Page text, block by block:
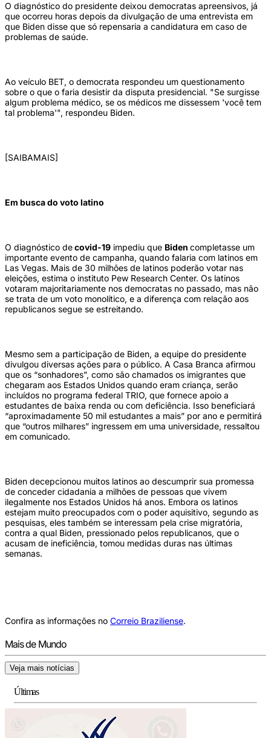
O diagnóstico do presidente deixou democratas apreensivos, já
que ocorreu horas depois da divulgação de uma entrevista em
que Biden disse que só repensaria a candidatura em caso de
problemas de saúde.
Ao veículo BET, o democrata respondeu um questionamento
sobre o que o faria desistir da disputa presidencial. "Se surgisse
algum problema médico, se os médicos me dissessem 'você tem
tal problema'", respondeu Biden.
[SAIBAMAIS]
Em busca do voto latino
O diagnóstico decovid-19 impediu que Biden completasse um
importante evento de campanha, quando falaria com latinos em
Las Vegas. Mais de 30 milhões de latinos poderão votar nas
eleições, estima o instituto Pew Research Center. Os latinos
votaram majoritariamente nos democratas no passado, mas não
se trata de um voto monolítico, e a diferença com relação aos
republicanos segue se estreitando.
Mesmo sem a participação de Biden, a equipe do presidente
divulgou diversas ações para o público. A Casa Branca afirmou
que os “sonhadores”, como são chamados os imigrantes que
chegaram aos Estados Unidos quando eram criança, serão
incluídos no programa federal TRIO, que fornece apoio a
estudantes de baixa renda ou com deficiência. Isso beneficiará
“aproximadamente 50 mil estudantes a mais” por ano e permitirá
que “outros milhares” ingressem em uma universidade, ressaltou
em comunicado.
Biden decepcionou muitos latinos ao descumprir sua promessa
de conceder cidadania a milhões de pessoas que vivem
ilegalmente nos Estados Unidos há anos. Embora os latinos
estejam muito preocupados com o poder aquisitivo, segundo as
pesquisas, eles também se interessam pela crise migratória,
contra a qual Biden, pressionado pelos republicanos, que o
acusam de ineficiência, tomou medidas duras nas últimas
semanas.
Confira as informações no Correio Braziliense.
Mais de Mundo
Veja mais notícias
Últimas